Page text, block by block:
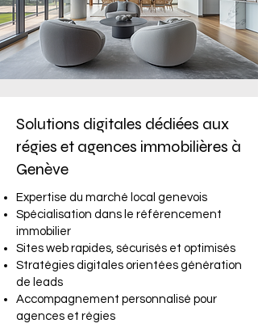
Solutions digitales dédiées aux
régies et agences immobilières à
Genève
Expertise du marché local genevois
Spécialisation dans le référencement
immobilier
Sites web rapides, sécurisés et optimisés
Stratégies digitales orientées génération
de leads
Accompagnement personnalisé pour
agences et régies